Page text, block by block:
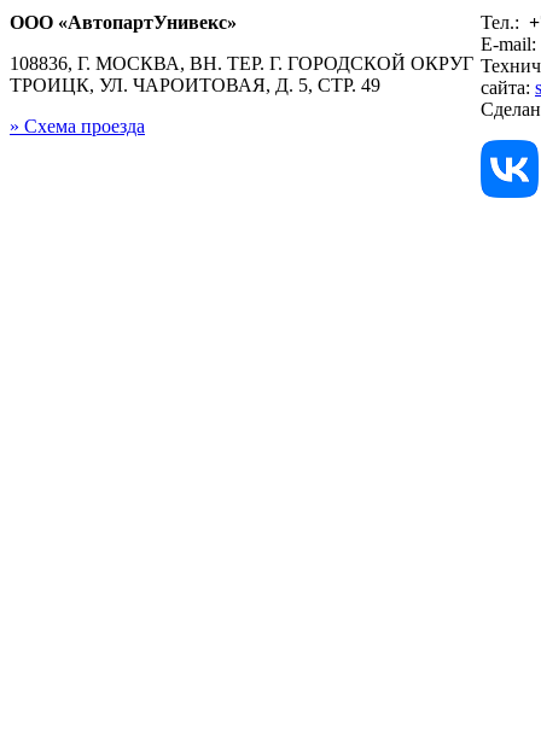
ООО «АвтопартУнивекс»
108836, Г. МОСКВА, ВН. ТЕР. Г. ГОРОДСКОЙ ОКРУГ
ТРОИЦК, УЛ. ЧАРОИТОВАЯ, Д. 5, СТР. 49
» Схема проезда
Тел.:
E-mail:
сайта: